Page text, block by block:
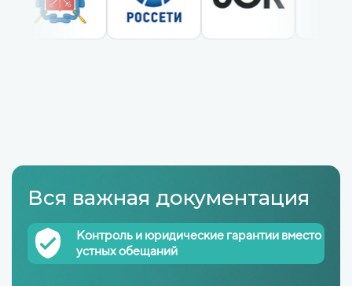
Вся важная документация
Контроль и юридические гарантии вместо
устных обещаний